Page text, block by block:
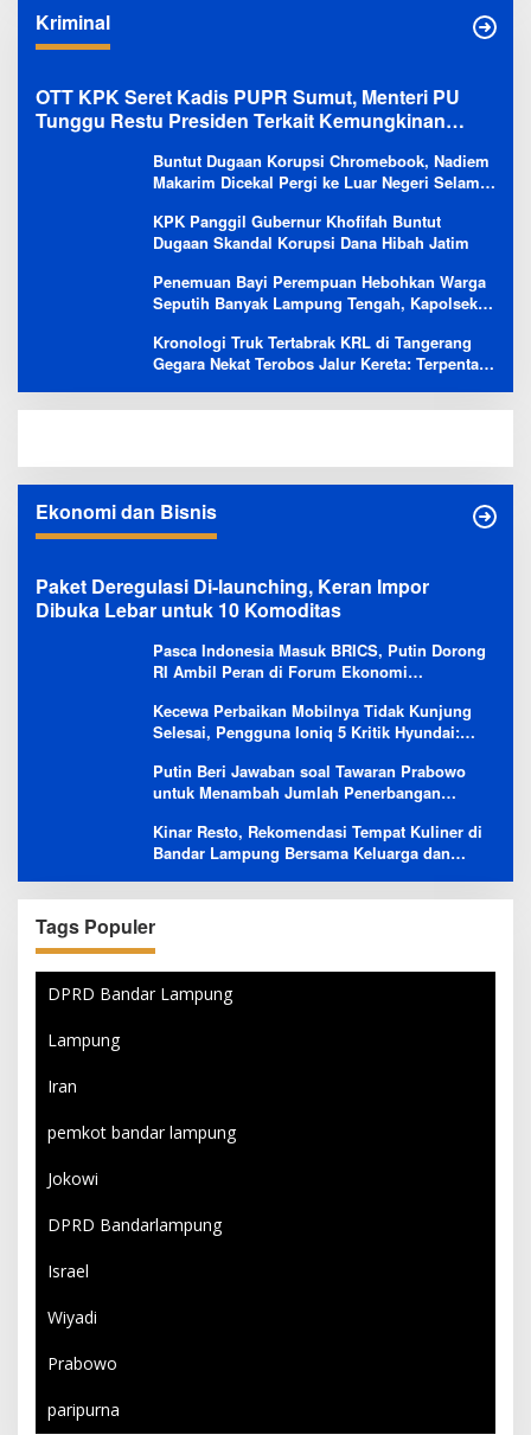
Kriminal
OTT KPK Seret Kadis PUPR Sumut, Menteri PU
Tunggu Restu Presiden Terkait Kemungkinan
Buntut Dugaan Korupsi Chromebook, Nadiem
Makarim Dicekal Pergi ke Luar Negeri Selama
KPK Panggil Gubernur Khofifah Buntut
Dugaan Skandal Korupsi Dana Hibah Jatim
Penemuan Bayi Perempuan Hebohkan Warga
Seputih Banyak Lampung Tengah, Kapolsek:
Kronologi Truk Tertabrak KRL di Tangerang
Gegara Nekat Terobos Jalur Kereta: Terpental,
Ekonomi dan Bisnis
Paket Deregulasi Di-launching, Keran Impor
Dibuka Lebar untuk 10 Komoditas
Pasca Indonesia Masuk BRICS, Putin Dorong
RI Ambil Peran di Forum Ekonomi
Kecewa Perbaikan Mobilnya Tidak Kunjung
Selesai, Pengguna Ioniq 5 Kritik Hyundai:
Sales
Putin Beri Jawaban soal Tawaran Prabowo
untuk Menambah Jumlah Penerbangan
Kinar Resto, Rekomendasi Tempat Kuliner di
Bandar Lampung Bersama Keluarga dan
Tags Populer
DPRD Bandar Lampung
Lampung
Iran
pemkot bandar lampung
Jokowi
DPRD Bandarlampung
Israel
Wiyadi
Prabowo
paripurna